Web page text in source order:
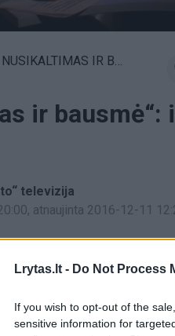
Lrytas.lt - Do Not Process
If you wish to opt-out of the
sensitive information for
NUSIKALTIMAS IR BAUSMĖ
ir
televizija
, atnaujinta 2016-12-11
su Kristupu
ryto“ televiziją.
kunigas Ričardas